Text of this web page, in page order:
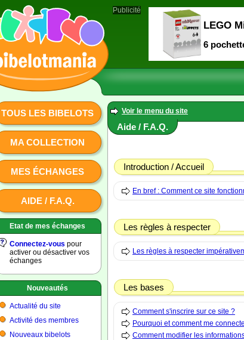
TOUS LES BIBELOTS
MA COLLECTION
MES ÉCHANGES
AIDE / F.A.Q.
Etat de mes échanges
Connectez-vous pour
activer ou désactiver vos
échanges
Nouveautés
Actualité du site
Activité des membres
Nouveaux bibelots
Voir le menu du site
Aide / F.A.Q.
Introduction / Accueil
En bref : Comment ce site
Les règles à respecter
Les règles à respecter
Les bases
Comment s'inscrire sur ce site ?
Pourquoi et comment me
Comment modifier les
Publicité
LEGO
6